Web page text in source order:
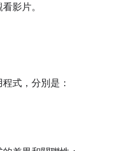
影片。
式，分別是：